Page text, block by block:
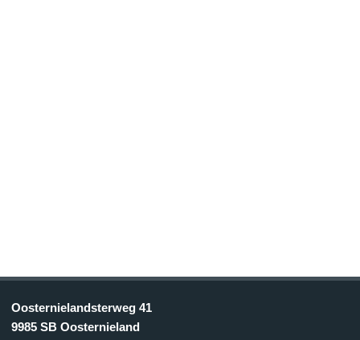
Oosternielandsterweg 41
9985 SB Oosternieland